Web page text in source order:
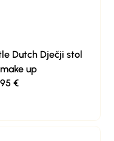
Dutch Dječji stol
up
€